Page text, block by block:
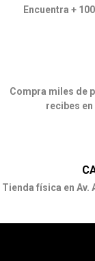
Encuentra +
Compra miles de
recibes
Tienda física en Av.